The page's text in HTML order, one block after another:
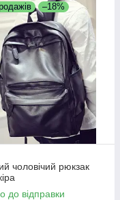
–18%
чоловічий рюкзак
до відправки